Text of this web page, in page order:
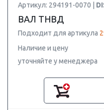
Артикул: 294191-0070 |
ВАЛ ТНВД
Подходит для артикула
Наличие и цену
уточняйте у менеджера